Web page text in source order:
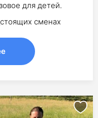
для детей.
сменах